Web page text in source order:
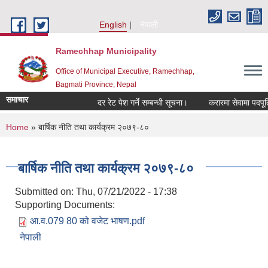
English
नेपाली
Ramechhap Municipality
Office of Municipal Executive, Ramechhap,
Bagmati Province, Nepal
समाचार दर रेट पेश गर्ने सम्बन्धी सूचना। करारमा सेवामा पदपूर्ति
You are here
Home » बार्षिक नीति तथा कार्यक्रम २०७९-८०
बार्षिक नीति तथा कार्यक्रम २०७९-८०
Submitted on: Thu, 07/21/2022 - 17:38
Supporting Documents:
आ.व.079 80 को वजेट भाषण.pdf
नेपाली